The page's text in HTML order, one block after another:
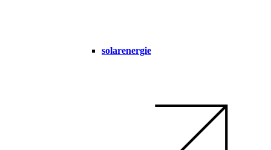
solarenergie